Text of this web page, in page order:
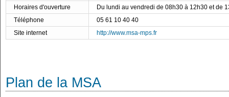
Horaires d'ouverture
Du lundi au vendredi de 08h30 à 12h30 et de
Téléphone
05 61 10 40 40
Site internet
http://www.msa-mps.fr
Plan de la MSA